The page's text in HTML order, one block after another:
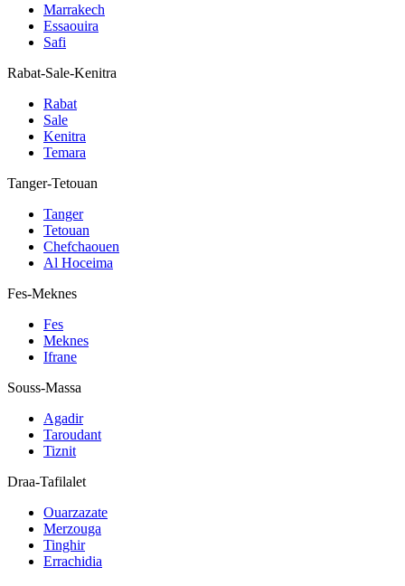
Marrakech
Essaouira
Safi
Rabat-Sale-Kenitra
Rabat
Sale
Kenitra
Temara
Tanger-Tetouan
Tanger
Tetouan
Chefchaouen
Al Hoceima
Fes-Meknes
Fes
Meknes
Ifrane
Souss-Massa
Agadir
Taroudant
Tiznit
Draa-Tafilalet
Ouarzazate
Merzouga
Tinghir
Errachidia